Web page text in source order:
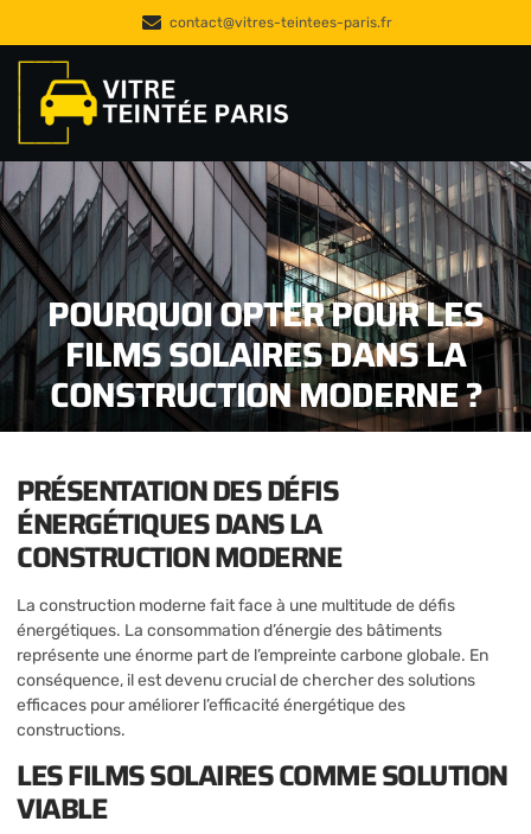
contact@vitres-teintees-paris.fr
POURQUOI OPTER POUR LES
FILMS SOLAIRES DANS LA
CONSTRUCTION MODERNE ?
PRÉSENTATION DES DÉFIS
ÉNERGÉTIQUES DANS LA
CONSTRUCTION MODERNE
La construction moderne fait face à une multitude de défis
énergétiques. La consommation d’énergie des bâtiments
représente une énorme part de l’empreinte carbone globale. En
conséquence, il est devenu crucial de chercher des solutions
efficaces pour améliorer l’efficacité énergétique des
constructions.
LES FILMS SOLAIRES COMME SOLUTION
VIABLE